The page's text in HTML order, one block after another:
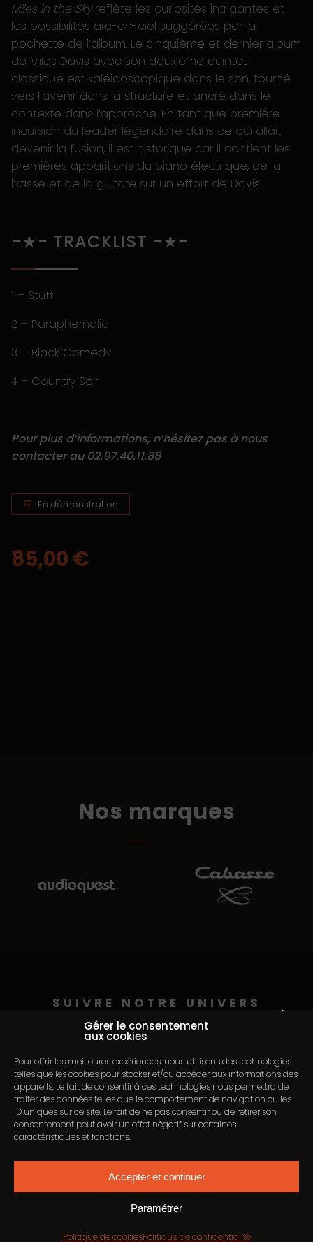
Gérer le consentement
aux cookies
Pour offrir les meilleures expériences, nous utilisons des technologies
telles que les cookies pour stocker et/ou accéder aux informations des
appareils. Le fait de consentir à ces technologies nous permettra de
traiter des données telles que le comportement de navigation ou les
ID uniques sur ce site. Le fait de ne pas consentir ou de retirer son
consentement peut avoir un effet négatif sur certaines
caractéristiques et fonctions.
Accepter et continuer
Continuer sans accepter
Paramétrer
Politique de cookiesPolitique de confidentialité
Miles in the Skyreflète les curiosités intrigantes et
les possibilités arc-en-ciel suggérées par la
pochette de l’album. Le cinquième et dernier album
de Miles Davis avec son deuxième quintet
classique est kaléidoscopique dans le son, tourné
vers l’avenir dans la structure et ancré dans le
contexte dans l’approche. En tant que première
incursion du leader légendaire dans ce qui allait
devenir la fusion, il est historique car il contient les
premières apparitions du piano électrique, de la
basse et de la guitare sur un effort de Davis.
-★- TRACKLIST -★-
1 – Stuff
2 – Paraphernalia
3 – Black Comedy
4 – Country Son
Pour plus d’informations, n’hésitez pas à nous
contacter au 02.97.40.11.88
En démonstration
85,00 €
Nos marques
SUIVRE NOTRE UNIVERS
@auditorium_pederson
ACCUEIL
CONTACT
POLITIQUE DE COOKIES (UE)